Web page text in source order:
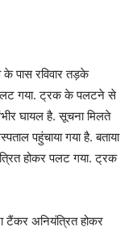
पास रविवार तड़के
गया. ट्रक के पलटने से
घायल है. सूचना मिलते
पहुंचाया गया है. बताया
होकर पलट गया. ट्रक
अनियंत्रित होकर